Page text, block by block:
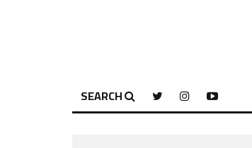
SEARCH